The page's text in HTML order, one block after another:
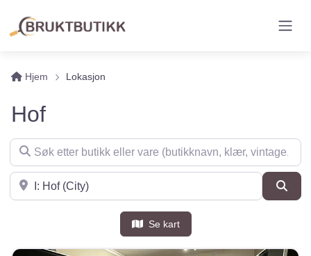
Hjem Lokasjon
Hof
Søk etter butikk eller vare (butikknavn, klær, vintage, møbler
Søk i nærheten
Se kart